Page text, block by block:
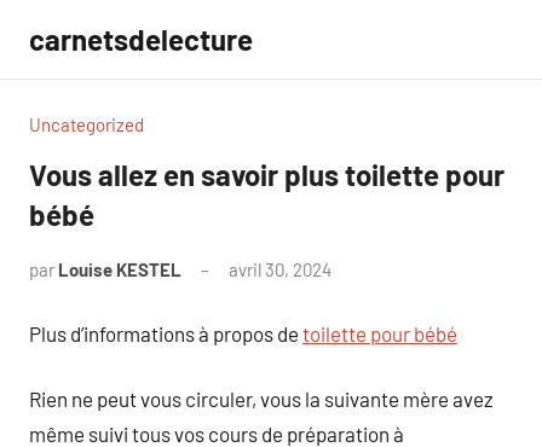
contenu
carnetsdelecture
Uncategorized
Vous allez en savoir plus toilette pour
bébé
par Louise KESTEL avril 30, 2024
Plus d’informations à propos de toilette pour bébé
Rien ne peut vous circuler, vous la suivante mère avez
même suivi tous vos cours de préparation à